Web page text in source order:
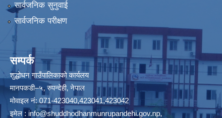
सार्वजनिक सुनुवाई
सार्वजनिक परीक्षण
सम्पर्क
शुद्धोधन गाउँपालिकाको कार्यलय
मानपकडी–५, रुपन्देही, नेपाल
मोवाइल नं: 071-423040,423041,423042
इमेल : info@shuddhodhanmunrupandehi.gov.np,